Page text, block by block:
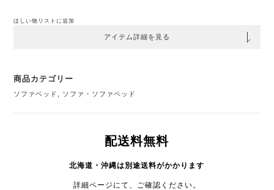
ほしい物リストに追加
アイテム詳細を見る
商品カテゴリー
ソファベッド ソファ・ソファベッド
配送料無料
北海道・沖縄は別途送料がかかります
詳細ページにて、ご確認ください。